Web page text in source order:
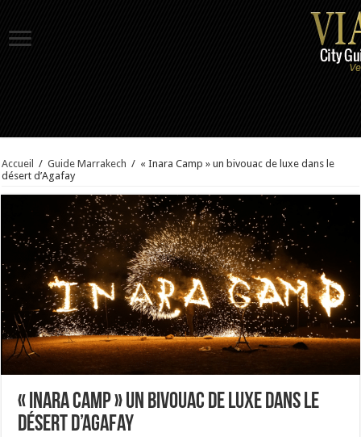
Accueil / Guide Marrakech / « Inara Camp » un bivouac de luxe dans le
désert d’Agafay
« Inara Camp » un bivouac de luxe dans le
désert d’Agafay